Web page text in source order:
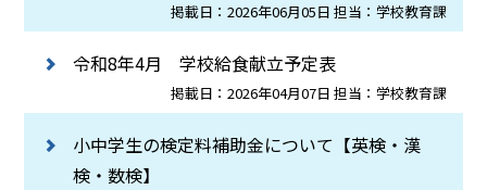
掲載日：2026年06月05日 担当：学校教育課
令和8年4月 学校給食献立予定表
掲載日：2026年04月07日 担当：学校教育課
小中学生の検定料補助金について【英検・漢
検・数検】